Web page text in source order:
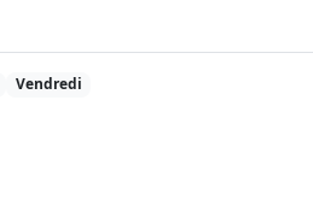
Vendredi